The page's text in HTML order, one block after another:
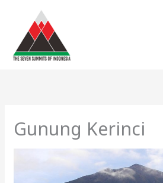
content
Gunung Kerinci